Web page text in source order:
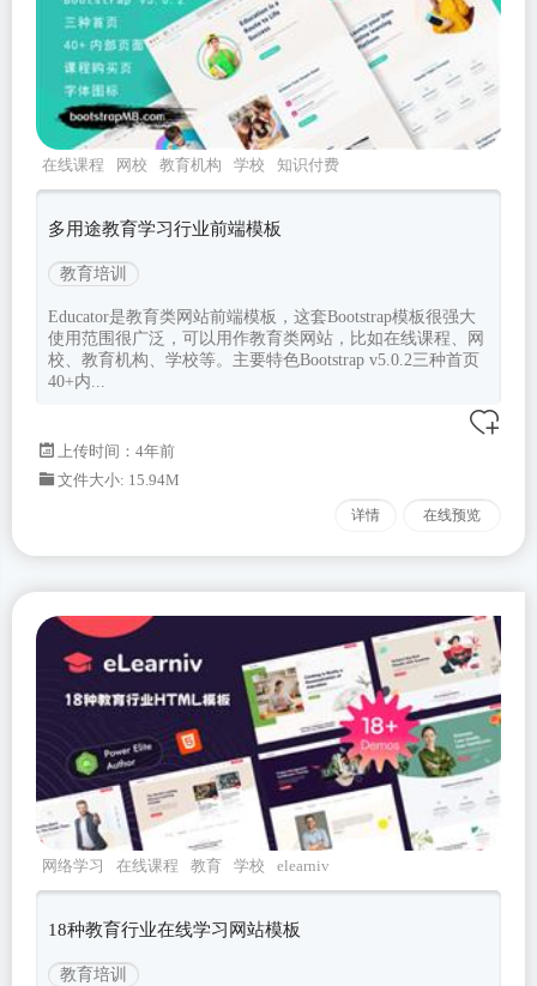
在线课程 网校 教育机构 学校 知识付费
多用途教育学习行业前端模板
教育培训
Educator是教育类网站前端模板，这套Bootstrap模板很强大
使用范围很广泛，可以用作教育类网站，比如在线课程、网
校、教育机构、学校等。主要特色Bootstrap v5.0.2三种首页
40+内...
上传时间：4年前
文件大小: 15.94M
详情 在线预览
网络学习 在线课程 教育 学校 elearniv
18种教育行业在线学习网站模板
教育培训